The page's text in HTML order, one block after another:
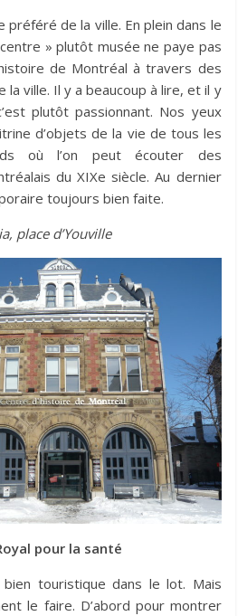
préféré de la ville. En plein dans le
» plutôt musée ne paye pas
de Montréal à travers des
ville. Il y a beaucoup à lire, et il y
plutôt passionnant. Nos yeux
d’objets de la vie de tous les
où l’on peut écouter des
du XIXe siècle. Au dernier
toujours bien faite.
place d’Youville
pour la santé
touristique dans le lot. Mais
le faire. D’abord pour montrer